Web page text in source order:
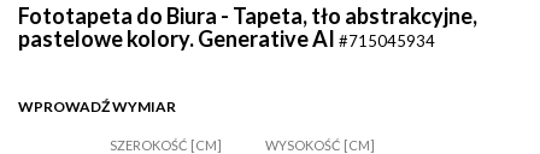
Fototapeta do Biura - Tapeta, tło abstrakcyjne,
pastelowe kolory. Generative AI #715045934
WPROWADŹ WYMIAR
SZEROKOŚĆ [CM] WYSOKOŚĆ [CM]